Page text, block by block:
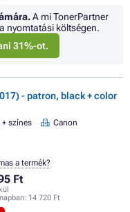
A mi TonerPartner
nyomtatási költségen.
31%-ot.
- patron, black + color
+ színes Canon
Ft
14 720 Ft
a termék?